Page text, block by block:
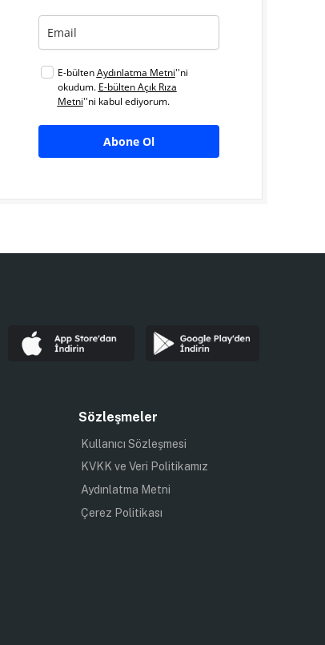
E-bültenAydınlatma Metni''ni
okudum. E-bülten Açık Rıza
Metni''ni kabul ediyorum.
Abone Ol
Sözleşmeler
Kullanıcı Sözleşmesi
KVKK ve Veri Politikamız
Aydınlatma Metni
Çerez Politikası